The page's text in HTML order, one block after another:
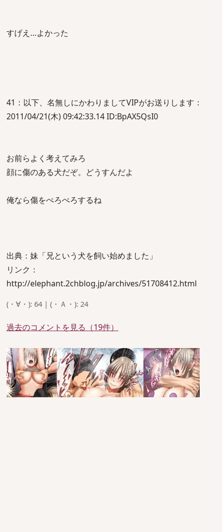
すげえ…よかった
41：以下、名無しにかわりましてVIPがお送りします：
2011/04/21(木) 09:42:33.14 ID:BpAX5QsI0
お前らよく考えてみろ
顔に傷のある犬だぞ。どうすんだよ
俺なら傷をぺろぺろするね
出典：妹「兄という犬を飼い始めました」
リンク：
http://elephant.2chblog.jp/archives/51708412.html
(・∀・): 64 | (・Ａ・): 24
過去のコメントを見る（19件）